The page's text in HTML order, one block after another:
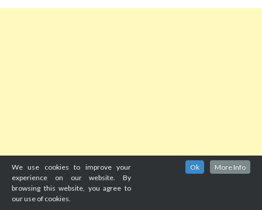
We use cookies to improve your
experience on our website. By
browsing this website, you agree to
our use of cookies.
Ok More Info